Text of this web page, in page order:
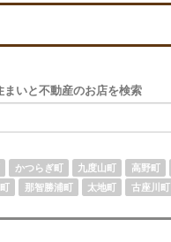
まいと不動産のお店を検索
かつらぎ町 九度山町 高野町
那智勝浦町 太地町 古座川町